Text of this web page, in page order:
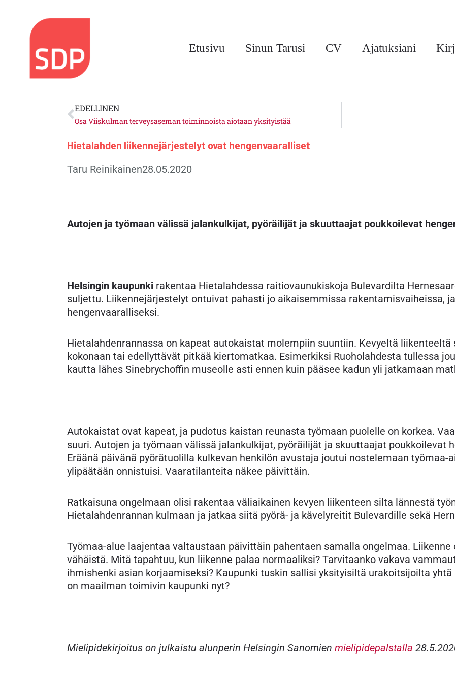
sisältöön
Etusivu Sinun Tarusi CV Ajatuksiani
Prev
EDELLINEN
Osa Viiskulman terveysaseman toiminnoista aiotaan yksityistää
Hietalahden liikennejärjestelyt ovat hengenvaaralliset
Taru Reinikainen28.05.2020
Autojen ja työmaan välissä jalankulkijat, pyöräilijät ja skuuttaajat poukkoilevat
Helsingin kaupunki rakentaa Hietalahdessa raitiovaunukiskoja Bulevardilta
suljettu. Liikennejärjestelyt ontuivat pahasti jo aikaisemmissa rakentamisvaiheissa,
hengenvaaralliseksi.
Hietalahdenrannassa on kapeat autokaistat molempiin suuntiin. Kevyeltä
kokonaan tai edellyttävät pitkää kiertomatkaa. Esimerkiksi Ruoholahdesta tullessa
kautta lähes Sinebrychoffin museolle asti ennen kuin pääsee kadun yli jatkamaan
Autokaistat ovat kapeat, ja pudotus kaistan reunasta työmaan puolelle on korkea.
suuri. Autojen ja työmaan välissä jalankulkijat, pyöräilijät ja skuuttaajat poukkoilevat
Eräänä päivänä pyörätuolilla kulkevan henkilön avustaja joutui nostelemaan
ylipäätään onnistuisi. Vaaratilanteita näkee päivittäin.
Ratkaisuna ongelmaan olisi rakentaa väliaikainen kevyen liikenteen silta lännestä
Hietalahdenrannan kulmaan ja jatkaa siitä pyörä- ja kävelyreitit Bulevardille sekä
Työmaa-alue laajentaa valtaustaan päivittäin pahentaen samalla ongelmaa.
vähäistä. Mitä tapahtuu, kun liikenne palaa normaaliksi? Tarvitaanko vakava
ihmishenki asian korjaamiseksi? Kaupunki tuskin sallisi yksityisiltä urakoitsijoilta
on maailman toimivin kaupunki nyt?
Mielipidekirjoitus on julkaistu alunperin Helsingin Sanomien mielipidepalstalla